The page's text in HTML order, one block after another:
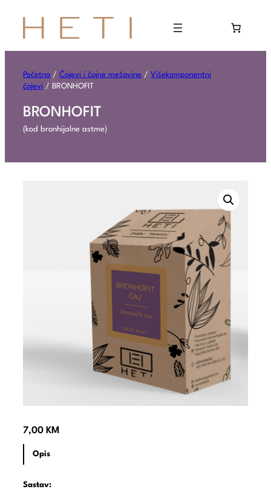
Početna / Čajevi i čajne mešavine / Višekomponentni
čajevi / BRONHOFIT
BRONHOFIT
(kod bronhijalne astme)
7,00 KM
Opis
Sastav: